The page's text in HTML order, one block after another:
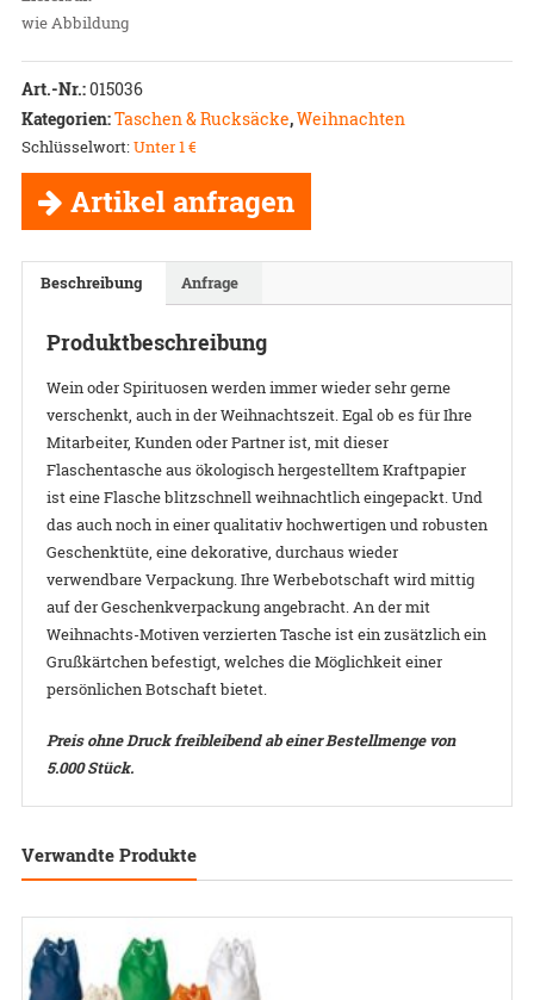
wie Abbildung
Art.-Nr.:015036
Kategorien:Taschen & Rucksäcke,Weihnachten
Schlüsselwort:Unter 1 €
Artikel anfragen
Beschreibung Anfrage
Produktbeschreibung
Wein oder Spirituosen werden immer wieder sehr gerne
verschenkt, auch in der Weihnachtszeit. Egal ob es für Ihre
Mitarbeiter, Kunden oder Partner ist, mit dieser
Flaschentasche aus ökologisch hergestelltem Kraftpapier
ist eine Flasche blitzschnell weihnachtlich eingepackt. Und
das auch noch in einer qualitativ hochwertigen und robusten
Geschenktüte, eine dekorative, durchaus wieder
verwendbare Verpackung. Ihre Werbebotschaft wird mittig
auf der Geschenkverpackung angebracht. An der mit
Weihnachts-Motiven verzierten Tasche ist ein zusätzlich ein
Grußkärtchen befestigt, welches die Möglichkeit einer
persönlichen Botschaft bietet.
Preis ohne Druck freibleibend ab einer Bestellmenge von
5.000 Stück.
Verwandte Produkte